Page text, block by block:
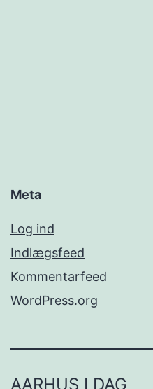
Meta
Log ind
Indlægsfeed
Kommentarfeed
WordPress.org
AARHUS I DAG